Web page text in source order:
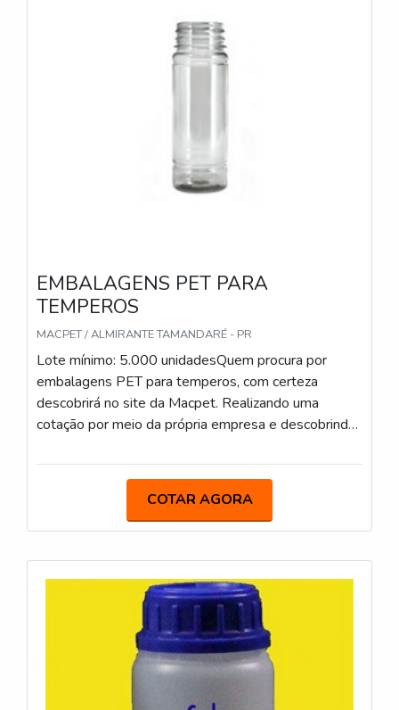
EMBALAGENS PET PARA
TEMPEROS
MACPET / ALMIRANTE TAMANDARÉ - PR
Lote mínimo: 5.000 unidadesQuem procura por
embalagens PET para temperos, com certeza
descobrirá no site da Macpet. Realizando uma
cotação por meio da própria empresa e descobrindo
lugar.Quando o quesito é embalagens PET para
poderá contar com excelente custo-benefício e com
embalagens para diversos segmentos.MAIS SOBRE
maneiras eficientes de demonstrar competência e
excelência em sua área de atuação. A Macpet foca
sua estratégia em criar aos parceiros uma estrutura
com: Tecnologia de ponta; Diversas certificações,
dentre elas, ISO9001 e CIF – (Embalagens para
contato com Alimentos junto a Vigilância Sanitária);
Equipamentos de última geração. Tudo isso para
COTAR AGORA